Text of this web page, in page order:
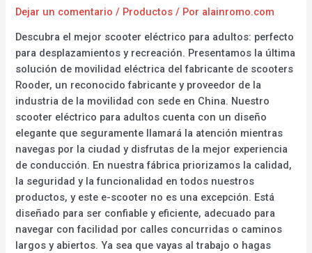
Dejar un comentario / Productos / Por alainromo.com
Descubra el mejor scooter eléctrico para adultos: perfecto
para desplazamientos y recreación. Presentamos la última
solución de movilidad eléctrica del fabricante de scooters
Rooder, un reconocido fabricante y proveedor de la
industria de la movilidad con sede en China. Nuestro
scooter eléctrico para adultos cuenta con un diseño
elegante que seguramente llamará la atención mientras
navegas por la ciudad y disfrutas de la mejor experiencia
de conducción. En nuestra fábrica priorizamos la calidad,
la seguridad y la funcionalidad en todos nuestros
productos, y este e-scooter no es una excepción. Está
diseñado para ser confiable y eficiente, adecuado para
navegar con facilidad por calles concurridas o caminos
largos y abiertos. Ya sea que vayas al trabajo o hagas